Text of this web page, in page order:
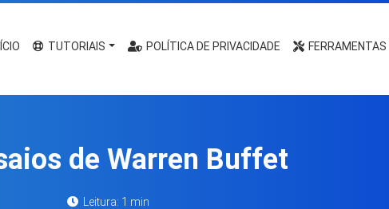
TUTORIAIS POLÍTICA DE PRIVACIDADE FERRAMENTAS
de Warren Buffet
Leitura: 1 min